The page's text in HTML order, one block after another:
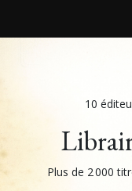
10
Plus de 2 000